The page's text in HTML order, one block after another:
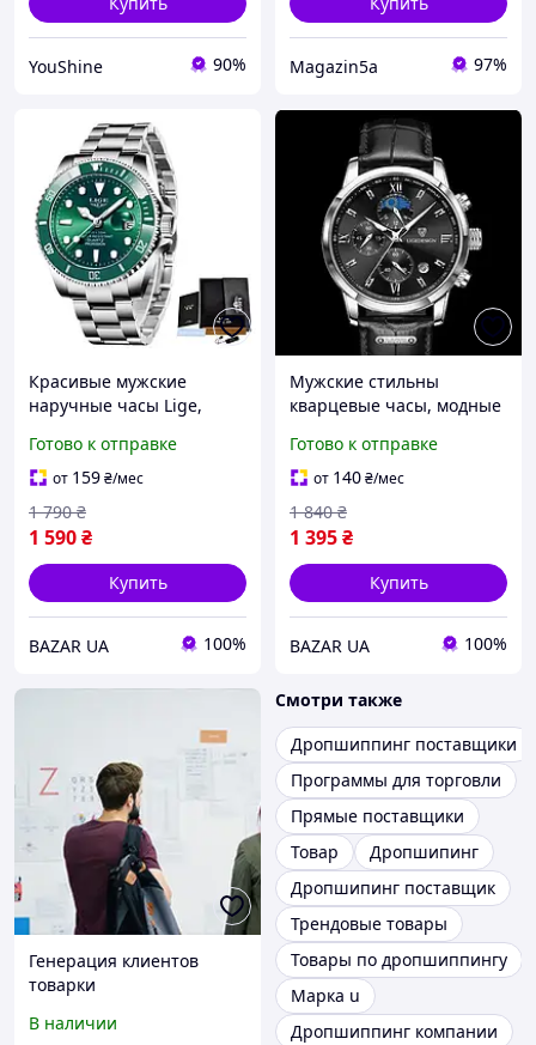
YouShine 90% Magazin5a 97%
Красивые мужские
наручные часы Lige,
стальные
противоударные и
водонепроницаемые
Готово к отправке
от 159₴/мес
1 590₴
1 790 ₴
Купить
BAZAR UA 100%
Мужские стильны
кварцевые часы, модные
циферблатом,
секундомером и кожаным
ремешком
Готово к отправке
от 140₴/мес
1 395₴
1 840 ₴
Купить
BAZAR UA 100%
Генерация клиентов
товарки
В наличии
Смотри также
Дропшиппинг поставщики
Программы для торговли
Прямые поставщики
Товар
Дропшипинг
Дропшипинг поставщик
Трендовые товары
Товары по дропшиппингу
Марка u
Дропшиппинг компании